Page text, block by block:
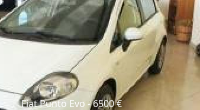
Fiat Punto Evo - 6500 €